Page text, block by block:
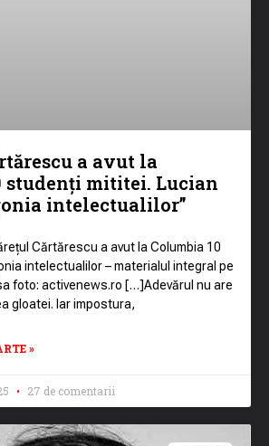
a avut la
studenți mititei. Lucian
intelectualilor”
Cărtărescu a avut la Columbia 10
intelectualilor – materialul integral pe
foto: activenews.ro […]Adevărul nu are
gloatei. Iar impostura,
»
27 de comentarii